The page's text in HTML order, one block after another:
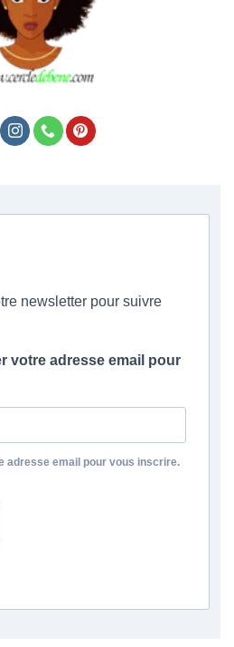
newsletter pour suivre
votre adresse email pour
adresse email pour vous inscrire.